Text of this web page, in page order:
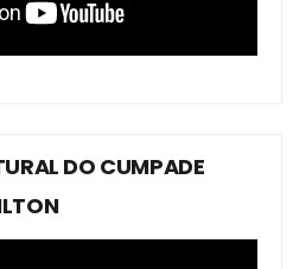
DO CUMPADE